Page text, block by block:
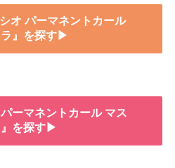
オ パーマネントカール
』を探す▶
ーマネントカール マス
』を探す▶